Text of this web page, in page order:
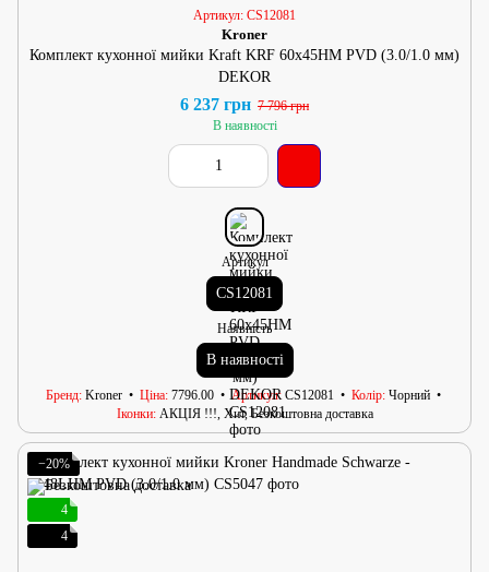
Артикул: CS12081
Kroner
Комплект кухонної мийки Kraft KRF 60х45HM PVD (3.0/1.0 мм)
DEKOR
6 237 грн 7 796 грн
В наявності
Артикул
CS12081
Наявність
В наявності
Бренд Kroner Ціна 7796.00 Артикул CS12081 Колір Чорний
Іконки АКЦІЯ !!!, Хит, Безкоштовна доставка
−20%
4
4